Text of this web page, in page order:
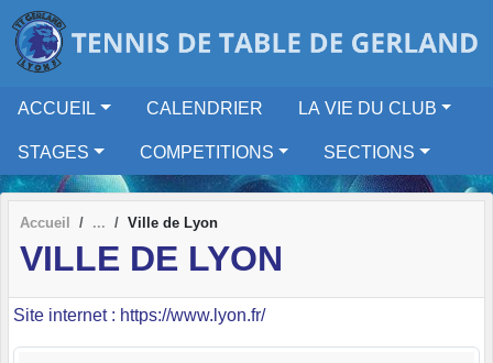
ACCUEIL CALENDRIER LA VIE DU CLUB
STAGES COMPETITIONS SECTIONS
Accueil Ville de Lyon
VILLE DE LYON
Site internet : https://www.lyon.fr/
Panneau de gestion des cookies